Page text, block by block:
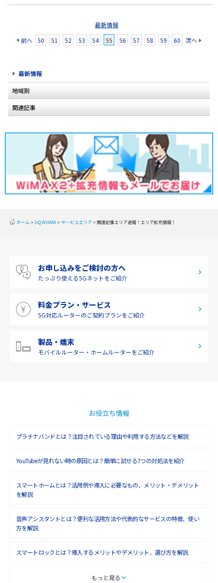
最新情報
前へ 50 51 52 53 54 55 56 57 58 59 60 次へ
最新情報
地域別
北海道
甲信越
北陸
九州・沖縄
関連記事
2020年1月(2)
2019年12月(2)
2019年11月(2)
2019年10月(1)
2019年6月(1)
2019年4月(1)
2019年2月(7)
2018年7月(6)
2018年6月(6)
2018年4月(7)
2018年2月(6)
ホーム UQ WiMAX サービスエリア 関連記事エリア速報！エリア拡充情報！
お申し込みをご検討の方へ
たっぷり使える5Gネットをご紹介
料金プラン・サービス
5G対応ルーターのご契約プランをご紹介
製品・端末
モバイルルーター・ ホームルーターをご紹介
お役立ち情報
プラチナバンドとは？注目されている理由や利用する方法などを解説
YouTubeが見れない時の原因とは？簡単に試せる7つの対処法を紹介
スマートホームとは？活用例や導入に必要なもの、メリット・デメリット
を解説
音声アシスタントとは？便利な活用方法や代表的なサービスの特徴、使い
方を解説
スマートロックとは？導入するメリットやデメリット、選び方を解説
スマートテレビとは？特徴や選び方、使い方をわかりやすく解説
もっと見る